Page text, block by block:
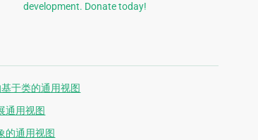
development. Donate today!
于类的通用视图
通用视图
的通用视图